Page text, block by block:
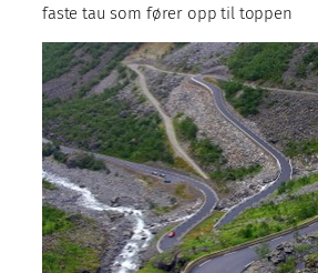
faste tau som fører opp til toppen